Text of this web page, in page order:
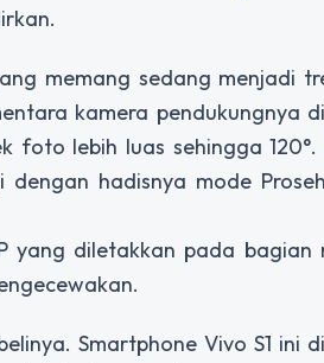
memang sedang menjadi
kamera pendukungnya
foto lebih luas sehingga 120°.
hadisnya mode
yang diletakkan pada bagian
Smartphone Vivo S1 ini